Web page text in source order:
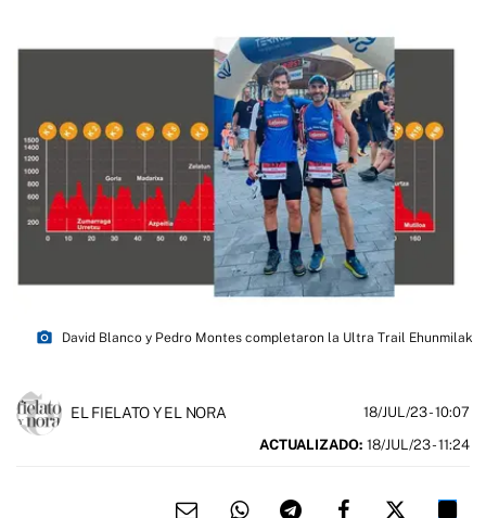
photo_camera David Blanco y Pedro Montes completaron la Ultra Trail Ehunmilak
EL FIELATO Y EL NORA 18/JUL/23- 10:07
ACTUALIZADO: 18/JUL/23 - 11:24